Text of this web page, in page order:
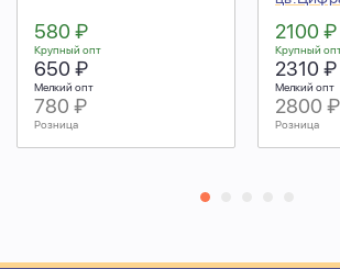
580 ₽
Крупный опт
650 ₽
Мелкий опт
780 ₽
Розница
2100 ₽
Крупный
2310 ₽
Мелкий опт
2800 ₽
Розница